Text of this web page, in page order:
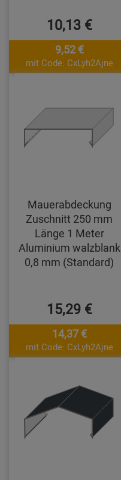
10,13 €
9,52 €
mit Code: CxLyh2Ajne
Mauerabdeckung
Zuschnitt 250 mm
Länge 1 Meter
Aluminium walzblank
0,8 mm (Standard)
15,29 €
14,37 €
mit Code: CxLyh2Ajne